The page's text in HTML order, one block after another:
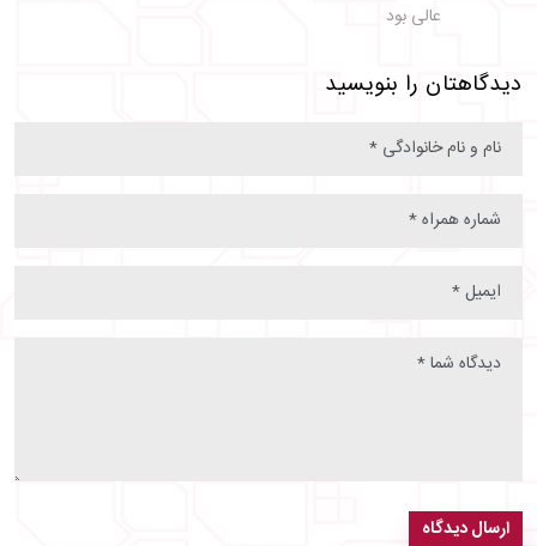
عالی بود
دیدگاهتان را بنویسید
ارسال دیدگاه